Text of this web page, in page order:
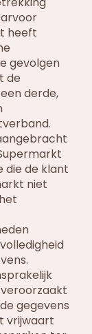
heeft
gevolgen
de
derde,
die de klant
niet
gegevens
vrijwaart